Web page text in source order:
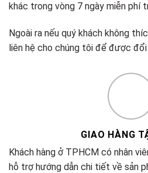
khác trong vòng 7 ngày miễn phí
Ngoài ra nếu quý khách không
liên hệ cho chúng tôi để được đổi
GIAO HÀNG
Khách hàng ở TPHCM có nhân
hỗ trợ hướng dẫn chi tiết về sản